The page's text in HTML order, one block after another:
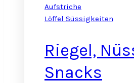
Aufstriche
Löffel Süssigkeiten
Riegel,
Snacks